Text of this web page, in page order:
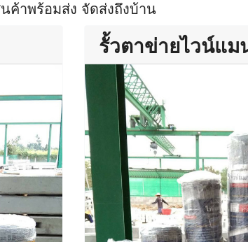
ค้าพร้อมส่ง จัดส่งถึงบ้าน
รั้วตาข่ายไวน์แม